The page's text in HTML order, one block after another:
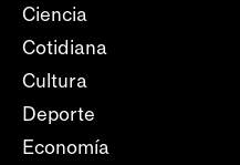
Ciencia
Cotidiana
Cultura
Deporte
Economía